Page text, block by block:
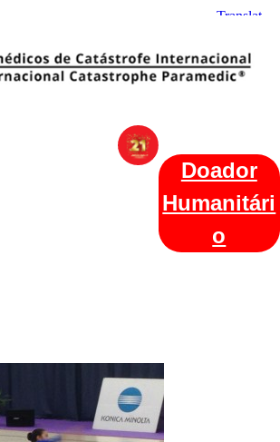
Internacional
Doador
Humanitári
o